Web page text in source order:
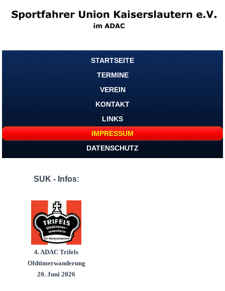
STARTSEITE
TERMINE
VEREIN
KONTAKT
LINKS
IMPRESSUM
DATENSCHUTZ
SUK - Infos:
4. ADAC Trifels
Oldtimerwanderung
20. Juni 2026